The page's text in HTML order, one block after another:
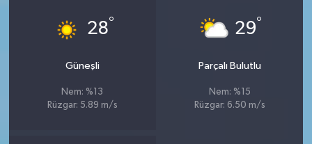
28°
Güneşli
Nem: %13
Rüzgar: 5.89 m/s
29°
Parçalı Bulutlu
Nem: %15
Rüzgar: 6.50 m/s